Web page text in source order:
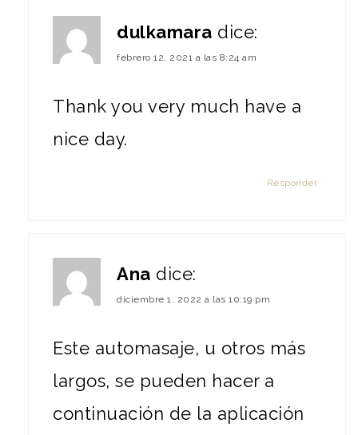
dulkamara dice:
febrero 12, 2021 a las 8:24 am
Thank you very much have a
nice day.
Responder
Ana dice:
diciembre 1, 2022 a las 10:19 pm
Este automasaje, u otros más
largos, se pueden hacer a
continuación de la aplicación